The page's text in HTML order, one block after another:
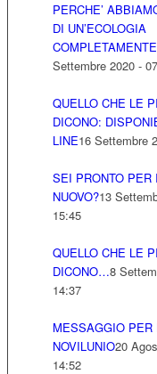
PERCHE’
DI UN’ECOLOGIA
Settembre 2020 -
QUELLO CHE LE
DICONO:
LINE16 Settembre
SEI PRONTO PER
NUOVO?13
15:45
QUELLO CHE LE
DICONO…8
14:37
MESSAGGIO PER
NOVILUNIO20
14:52